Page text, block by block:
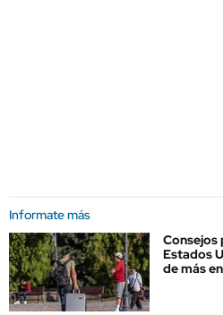
Informate más
Consejos
Estados
de más